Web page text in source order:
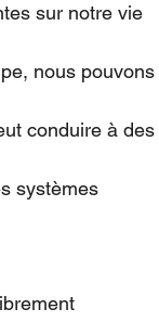
sur notre vie
nous pouvons
conduire à des
systèmes